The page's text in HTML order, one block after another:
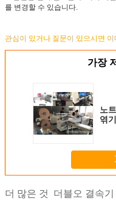
를 변경할 수 있습니다.
관심이 있거나 질문이 있으시면
가장
노
엮
더 많은 것 더블오 결속기